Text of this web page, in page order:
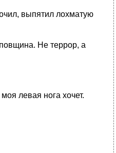
выпятил лохматую
Не террор, а
левая нога хочет.